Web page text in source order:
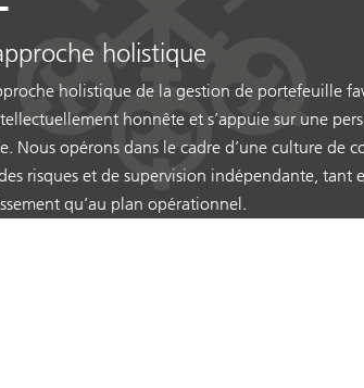
holistique
holistique de la gestion de portefeuille
honnête et s’appuie sur une
Nous opérons dans le cadre d’une culture de
risques et de supervision indépendante, tant
qu’au plan opérationnel.